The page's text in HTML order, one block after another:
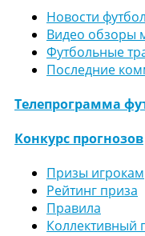
Новости
Видео обзоры
Футбольные
Последние
Телепрограмма
Конкурс прогнозов
Призы игрокам
Рейтинг приза
Правила
Коллективный